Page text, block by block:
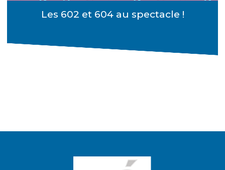
Les 602 et 604 au spectacle !